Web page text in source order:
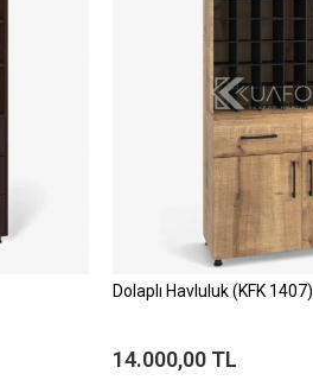
Dolaplı Havluluk (KFK 1407)
14.000,00 TL